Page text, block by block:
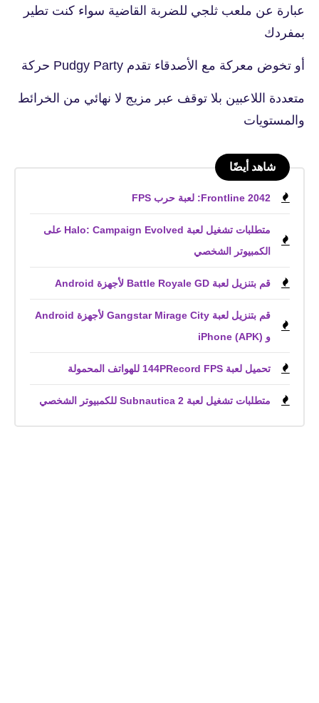
عبارة عن ملعب ثلجي للضربة القاضية سواء كنت تطير
بمفردك
أو تخوض معركة مع الأصدقاء تقدم Pudgy Party حركة
متعددة اللاعبين بلا توقف عبر مزيج لا نهائي من الخرائط
والمستويات
شاهد أيضًا
Frontline 2042: لعبة حرب FPS
متطلبات تشغيل لعبة Halo: Campaign Evolved على
الكمبيوتر الشخصي
قم بتنزيل لعبة Battle Royale GD لأجهزة Android
قم بتنزيل لعبة Gangstar Mirage City لأجهزة Android
و iPhone (APK)
تحميل لعبة 144PRecord FPS للهواتف المحمولة
متطلبات تشغيل لعبة Subnautica 2 للكمبيوتر الشخصي